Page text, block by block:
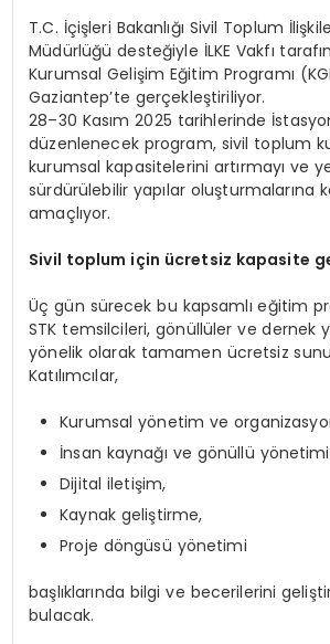
T.C. İçişleri Bakanlığı Sivil Toplum
Müdürlüğü desteğiyle İLKE Vakfı
Kurumsal Gelişim Eğitim Programı
Gaziantep’te gerçekleştiriliyor.
28–30 Kasım 2025 tarihlerinde
düzenlenecek program, sivil toplum
kurumsal kapasitelerini artırmayı ve
sürdürülebilir yapılar oluşturmalarına
amaçlıyor.
Sivil toplum için ücretsiz kapasite
Üç gün sürecek bu kapsamlı eğitim
STK temsilcileri, gönüllüler ve dernek
yönelik olarak tamamen ücretsiz
Katılımcılar,
Kurumsal yönetim ve
İnsan kaynağı ve gönüllü
Dijital iletişim,
Kaynak geliştirme,
Proje döngüsü yönetimi
başlıklarında bilgi ve becerilerini
bulacak.